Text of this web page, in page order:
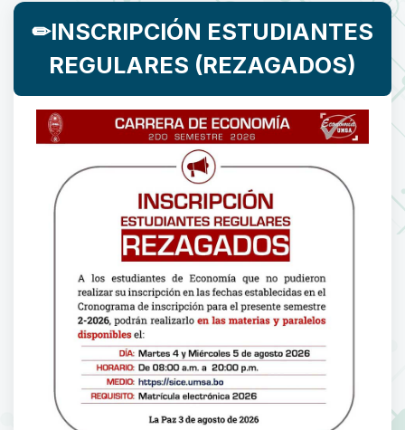
✏INSCRIPCIÓN ESTUDIANTES
REGULARES (REZAGADOS)